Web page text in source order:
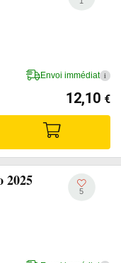
Envoi immédiat i
12,10 €
2025
5